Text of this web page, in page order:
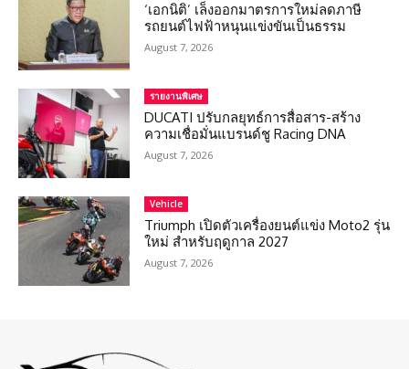
‘เอกนิติ’ เล็งออกมาตรการใหม่ลดภาษี
รถยนต์ไฟฟ้าหนุนแข่งขันเป็นธรรม
August 7, 2026
รายงานพิเศษ
DUCATI ปรับกลยุทธ์การสื่อสาร-สร้าง
ความเชื่อมั่นแบรนด์ชู Racing DNA
August 7, 2026
Vehicle
Triumph เปิดตัวเครื่องยนต์แข่ง Moto2 รุ่น
ใหม่ สำหรับฤดูกาล 2027
August 7, 2026